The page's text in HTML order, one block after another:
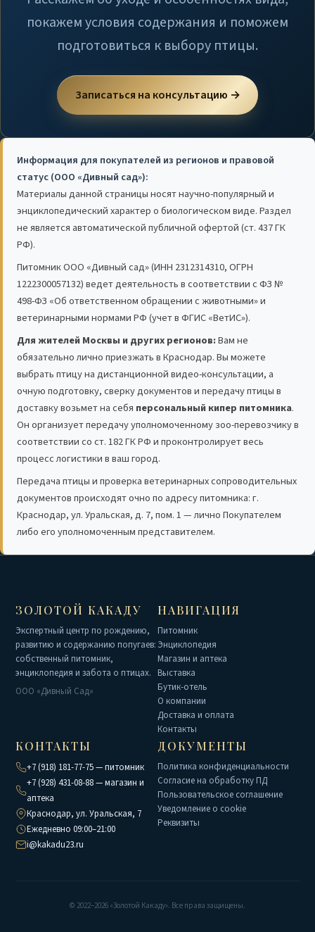
покажем условия содержания и поможем
подготовиться к выбору птицы.
Записаться на консультацию →
Информация для покупателей из регионов и правовой
статус (ООО «Дивный сад»):
Материалы данной страницы носят научно-популярный и
энциклопедический характер о биологическом виде. Раздел
не является автоматической публичной офертой (ст. 437 ГК
РФ).
Питомник ООО «Дивный сад» (ИНН 2312314310, ОГРН
1222300057132) ведет деятельность в соответствии с ФЗ №
498-ФЗ «Об ответственном обращении с животными» и
ветеринарными нормами РФ (учет в ФГИС «ВетИС»).
Для жителей Москвы и других регионов:Вам не
обязательно лично приезжать в Краснодар. Вы можете
выбрать птицу на дистанционной видео-консультации, а
очную подготовку, сверку документов и передачу птицы в
доставку возьмет на себя персональный кипер питомника.
Он организует передачу уполномоченному зоо-перевозчику в
соответствии со ст. 182 ГК РФ и проконтролирует весь
процесс логистики в ваш город.
Передача птицы и проверка ветеринарных сопроводительных
документов происходят очно по адресу питомника: г.
Краснодар, ул. Уральская, д. 7, пом. 1 — лично Покупателем
либо его уполномоченным представителем.
ЗОЛОТОЙ КАКАДУ
Экспертный центр по рождению,
развитию и содержанию попугаев:
собственный питомник,
энциклопедия и забота о птицах.
ООО «Дивный Сад»
НАВИГАЦИЯ
Питомник
Энциклопедия
Магазин и аптека
Выставка
Бутик-отель
О компании
Доставка и оплата
Контакты
КОНТАКТЫ
+7 (918) 181-77-75 — питомник
+7 (928) 431-08-88 — магазин и
аптека
Краснодар, ул. Уральская, 7
Ежедневно 09:00–21:00
i@kakadu23.ru
ДОКУМЕНТЫ
Политика конфиденциальности
Согласие на обработку ПД
Пользовательское соглашение
Уведомление о cookie
Реквизиты
© 2022–2026 «Золотой Какаду». Все права защищены.